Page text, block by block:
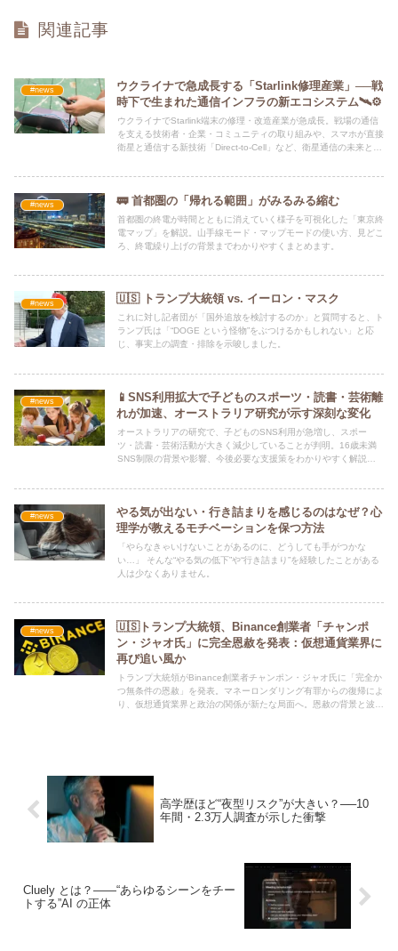
関連記事
#news
ウクライナで急成長する「Starlink修理産業」──戦
時下で生まれた通信インフラの新エコシステム🛰️⚙️
ウクライナでStarlink端末の修理・改造産業が急成長。戦場の通信
を支える技術者・企業・コミュニティの取り組みや、スマホが直接
衛星と通信する新技術「Direct-to-Cell」など、衛星通信の未来と安
#news 🚃 首都圏の「帰れる範囲」がみるみる縮む
首都圏の終電が時間とともに消えていく様子を可視化した「東京終
電マップ」を解説。山手線モード・マップモードの使い方、見どこ
ろ、終電繰り上げの背景までわかりやすくまとめます。
#news 🇺🇸 トランプ大統領 vs. イーロン・マスク
これに対し記者団が「国外追放を検討するのか」と質問すると、ト
ランプ氏は「“DOGE という怪物”をぶつけるかもしれない」と応
じ、事実上の調査・排除を示唆しました。
#news
📱SNS利用拡大で子どものスポーツ・読書・芸術離
れが加速、オーストラリア研究が示す深刻な変化
オーストラリアの研究で、子どものSNS利用が急増し、スポー
ツ・読書・芸術活動が大きく減少していることが判明。16歳未満
SNS制限の背景や影響、今後必要な支援策をわかりやすく解説し
#news
やる気が出ない・行き詰まりを感じるのはなぜ？心
理学が教えるモチベーションを保つ方法
「やらなきゃいけないことがあるのに、どうしても手がつかな
い…」 そんな“やる気の低下”や“行き詰まり”を経験したことがある
人は少なくありません。
#news
🇺🇸トランプ大統領、Binance創業者「チャンポ
ン・ジャオ氏」に完全恩赦を発表：仮想通貨業界に
再び追い風か
トランプ大統領がBinance創業者チャンポン・ジャオ氏に「完全か
つ無条件の恩赦」を発表。マネーロンダリング有罪からの復帰によ
り、仮想通貨業界と政治の関係が新たな局面へ。恩赦の背景と波紋
高学歴ほど“夜型リスク”が大きい？──10
年間・2.3万人調査が示した衝撃
Cluely とは？——“あらゆるシーンをチー
トする”AI の正体